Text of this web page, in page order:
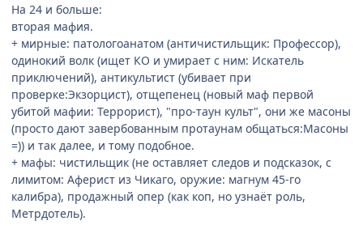
На 24 и больше:
вторая мафия.
+ мирные: патологоанатом (античистильщик: Профессор),
одинокий волк (ищет КО и умирает с ним: Искатель
приключений), антикультист (убивает при
проверке:Экзорцист), отщепенец (новый маф первой
убитой мафии: Террорист), "про-таун культ", они же масоны
(просто дают завербованным протаунам общаться:Масоны
=)) и так далее, и тому подобное.
+ мафы: чистильщик (не оставляет следов и подсказок, с
лимитом: Аферист из Чикаго, оружие: магнум 45-го
калибра), продажный опер (как коп, но узнаёт роль,
Метрдотель).